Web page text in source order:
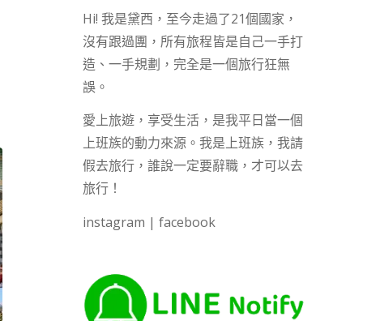
Hi! 我是黛西，至今走過了21個國家，
沒有跟過團，所有旅程皆是自己一手打
造、一手規劃，完全是一個旅行狂無
誤。
愛上旅遊，享受生活，是我平日當一個
上班族的動力來源。我是上班族，我請
假去旅行，誰說一定要辭職，才可以去
旅行！
instagram | facebook